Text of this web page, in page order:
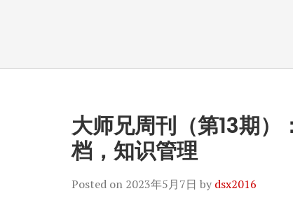
大师兄周刊（第13期）
档，知识管理
Posted on 2023年5月7日 by dsx2016